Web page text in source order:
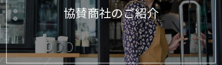
協賛商社のご紹介